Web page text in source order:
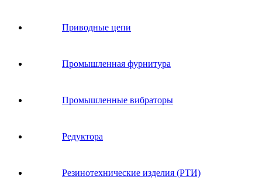
Приводные цепи
Промышленная фурнитура
Промышленные вибраторы
Редуктора
Резинотехнические изделия (РТИ)